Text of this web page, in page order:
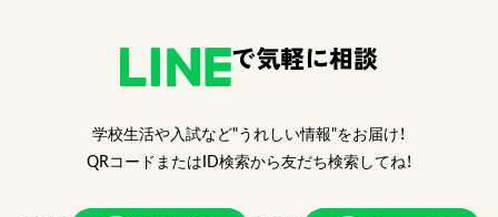
で気軽に相談
学校生活や入試など"うれしい情報"をお届け！
QRコードまたはID検索から友だち検索してね！